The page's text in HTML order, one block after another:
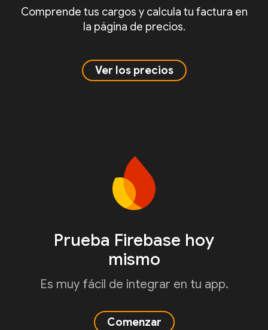
Comprende tus cargos y calcula tu factura en
la página de precios.
Ver los precios
Prueba Firebase hoy
mismo
Es muy fácil de integrar en tu app.
Comenzar